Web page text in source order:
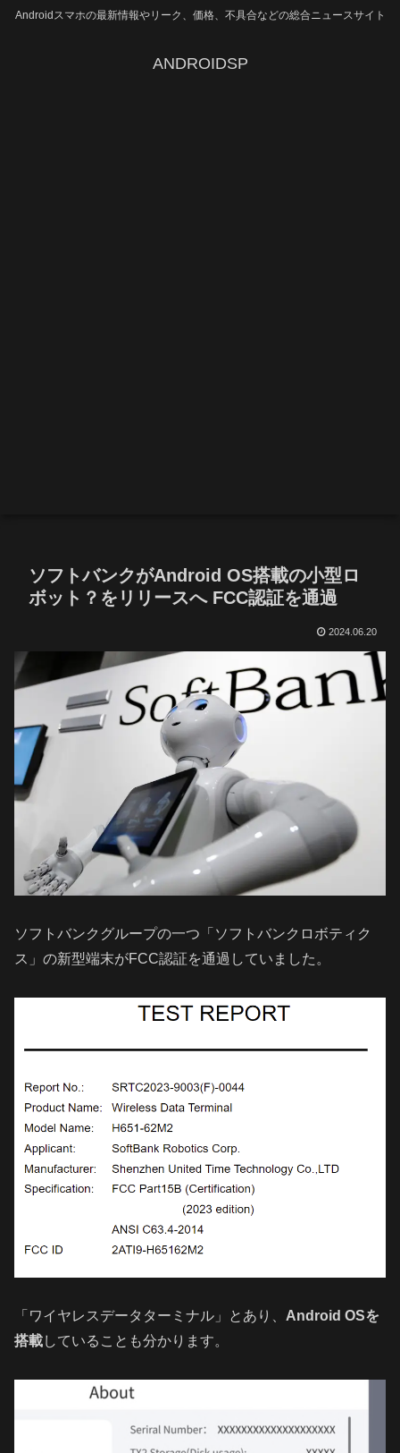
Androidスマホの最新情報やリーク、価格、不具合などの総合ニュースサイト
ANDROIDSP
ソフトバンクがAndroid OS搭載の小型ロ
ボット？をリリースへ FCC認証を通過
2024.06.20
ソフトバンクグループの一つ「ソフトバンクロボティク
ス」の新型端末がFCC認証を通過していました。
「ワイヤレスデータターミナル」とあり、 Android OSを
搭載していることも分かります。